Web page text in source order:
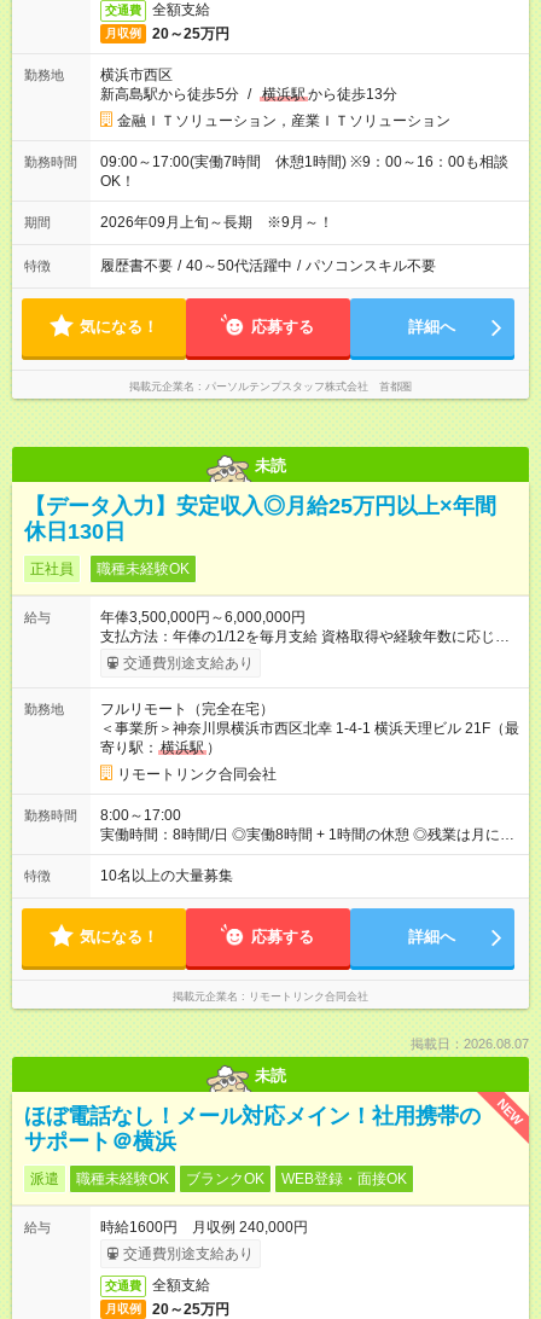
交通費 全額支給
月収例 20～25万円
勤務地
横浜市西区
新高島駅から徒歩5分 / 横浜駅から徒歩13分
金融ＩＴソリューション，産業ＩＴソリューション
勤務時間
09:00～17:00(実働7時間 休憩1時間) ※9：00～16：00も相談
OK！
期間 2026年09月上旬～長期 ※9月～！
特徴 履歴書不要 / 40～50代活躍中 / パソコンスキル不要
気になる！ 応募する 詳細へ
掲載元企業名 パーソルテンプスタッフ株式会社 首都圏
未読
【データ入力】安定収入◎月給25万円以上×年間
休日130日
正社員 職種未経験OK
給与
年俸3,500,000円～6,000,000円
支払方法：年俸の1/12を毎月支給 資格取得や経験年数に応じ
て、給与は上がっていきます。 自分の頑張りが給与に反映され
ます。 【試用期間】試用期間なし
交通費別途支給あり
勤務地
フルリモート（完全在宅）
＜事業所＞神奈川県横浜市西区北幸 1-4-1 横浜天理ビル 21F（最
寄り駅： 横浜駅 ）
リモートリンク合同会社
勤務時間
8:00～17:00
実働時間：8時間/日 ◎実働8時間 + 1時間の休憩 ◎残業は月に
15h以内です ◎8:00-17:00もしくは9:00-18:00で働いていただき
ます。
特徴 10名以上の大量募集
気になる！ 応募する 詳細へ
掲載元企業名 リモートリンク合同会社
掲載日：2026.08.07
未読
NEW
ほぼ電話なし！メール対応メイン！社用携帯の
サポート＠横浜
派遣 職種未経験OK ブランクOK WEB登録・面接OK
給与
時給1600円 月収例 240,000円
交通費別途支給あり
交通費 全額支給
月収例 20～25万円